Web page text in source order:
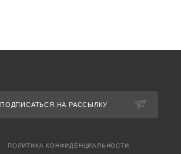
ПОДПИСАТЬСЯ НА РАССЫЛКУ
ПОЛИТИКА КОНФИДЕНЦИАЛЬНОСТИ